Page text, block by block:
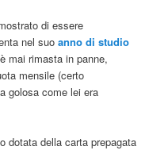
di essere
nel suoanno di studio
mai rimasta in panne,
mensile (certo
golosa come lei era
dotata della carta prepagata